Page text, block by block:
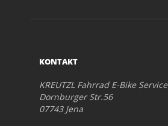
KONTAKT
KREUTZL Fahrrad E-Bike Service
Dornburger Str.56
07743 Jena